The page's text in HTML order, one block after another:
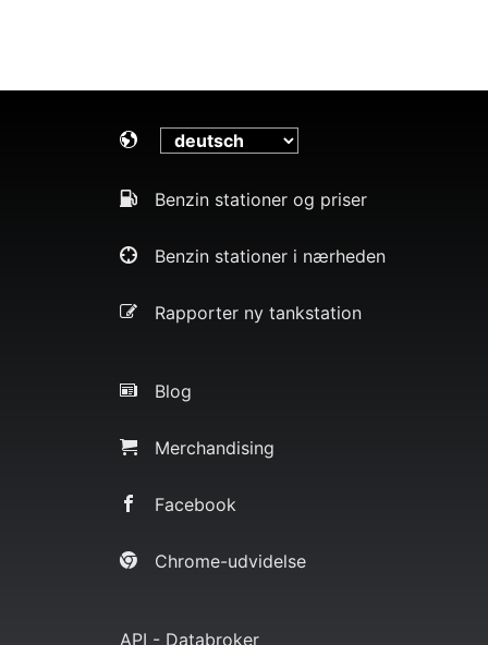
Benzin stationer og priser
Benzin stationer i nærheden
Rapporter ny tankstation
Blog
Merchandising
Facebook
Chrome-udvidelse
API - Databroker